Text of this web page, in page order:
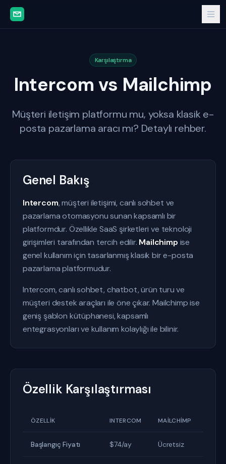
Karşılaştırma
Intercom vs Mailchimp
Müşteri iletişim platformu mu, yoksa klasik e-
posta pazarlama aracı mı? Detaylı rehber.
Genel Bakış
Intercom, müşteri iletişimi, canlı sohbet ve
pazarlama otomasyonu sunan kapsamlı bir
platformdur. Özellikle SaaS şirketleri ve teknoloji
girişimleri tarafından tercih edilir. Mailchimp ise
genel kullanım için tasarlanmış klasik bir e-posta
pazarlama platformudur.
Intercom, canlı sohbet, chatbot, ürün turu ve
müşteri destek araçları ile öne çıkar. Mailchimp ise
geniş şablon kütüphanesi, kapsamlı
entegrasyonları ve kullanım kolaylığı ile bilinir.
Özellik Karşılaştırması
ÖZELLIK INTERCOM MAILCHIMP
Başlangıç Fiyatı $74/ay Ücretsiz